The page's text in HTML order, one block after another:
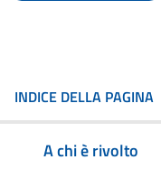
INDICE DELLA PAGINA
A chi è rivolto